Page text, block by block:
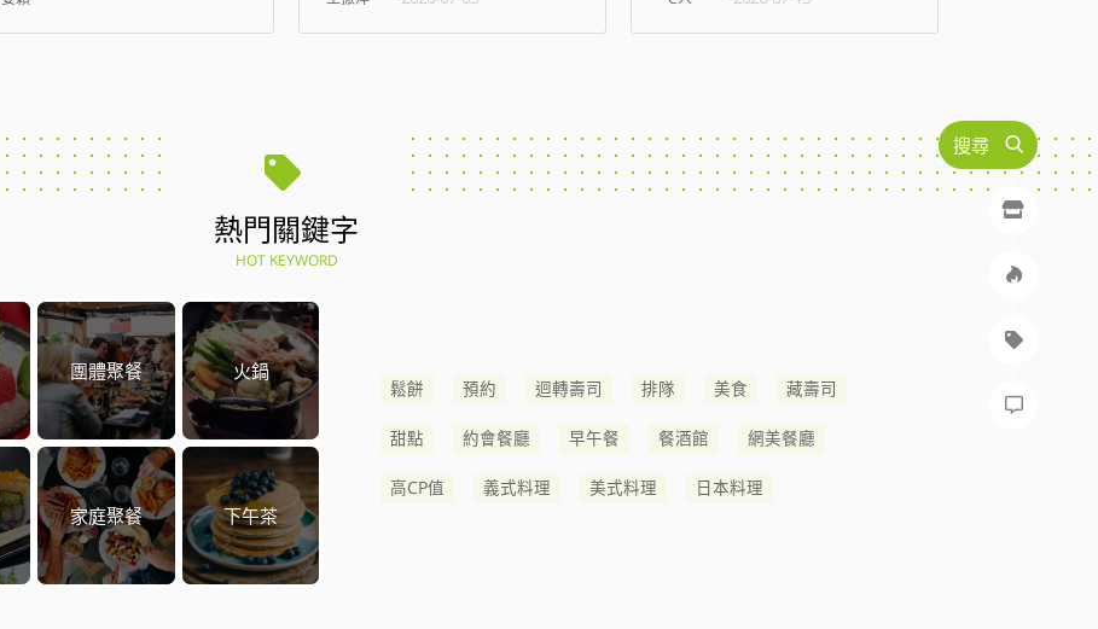
搜尋
熱門關鍵字
HOT KEYWORD
團體聚餐 火鍋
家庭聚餐 下午茶
鬆餅 預約 迴轉壽司 排隊 美食 藏壽司
甜點 約會餐廳 早午餐 餐酒館 網美餐廳
高CP值 義式料理 美式料理 日本料理